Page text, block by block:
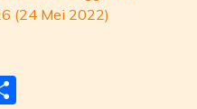
(24 Mei 2022)